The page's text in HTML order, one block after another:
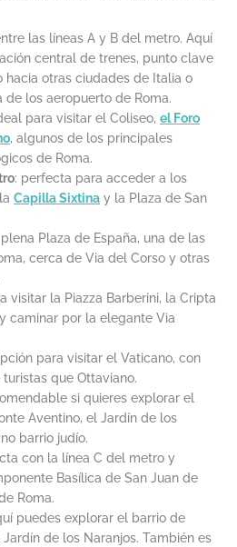
las líneas A y B del metro. Aquí
central de trenes, punto clave
hacia otras ciudades de Italia o
de los aeropuerto de Roma.
para visitar el Coliseo,el Foro
, algunos de los principales
de Roma.
: perfecta para acceder a los
laCapilla Sixtina y la Plaza de San
Plaza de España, una de las
cerca de Via del Corso y otras
visitar la Piazza Barberini, la Cripta
caminar por la elegante Via
para visitar el Vaticano, con
que Ottaviano.
si quieres explorar el
Aventino, el Jardín de los
barrio judío.
con la línea C del metro y
Basílica de San Juan de
Roma.
puedes explorar el barrio de
de los Naranjos. También es